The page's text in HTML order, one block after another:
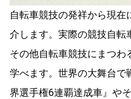
自転車競技の発祥から現
介します。実際の競技自転
その他自転車競技にまつわ
学べます。世界の大舞台で
界選手権6連覇達成車』や